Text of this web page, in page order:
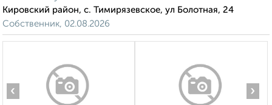
Кировский район, с. Тимирязевское, ул Болотная, 24
Собственник, 02.08.2026
‹ ›